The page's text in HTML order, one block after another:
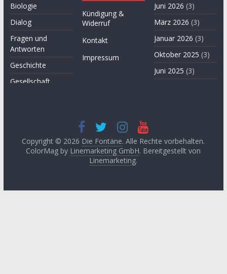
Biologie
Dialog
Fragen und
Antworten
Geschichte
Gesellschaft
Leitartikel von
Fethullah Gülen
Lyrik
Kündigung &
Widerruf
Kontakt
Impressum
Juni 2026 (3)
März 2026 (3)
Januar 2026 (3)
Oktober 2025 (3)
Juni 2025 (3)
2024(3)
Juni 2024(3)
April 2024(2)
Copyright © 2026 Die Fontäne. Alle Rechte vorbehalten.
ColorMag by Linemarketing GmbH. Bereitgestellt von
Linemarketing.